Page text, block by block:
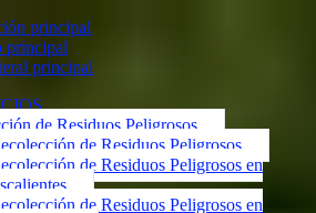
principal
principal
principal
de Residuos Peligrosos
de Residuos Peligrosos
de Residuos Peligrosos en
de Residuos Peligrosos en